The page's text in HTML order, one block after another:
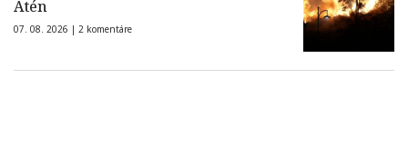
Atén
07. 08. 2026 | 2 komentáre